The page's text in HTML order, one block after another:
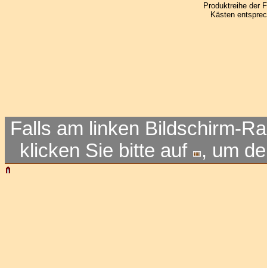
Produktreihe der
Kästen
Falls am linken Bildschirm-
klicken Sie bitte auf
, um